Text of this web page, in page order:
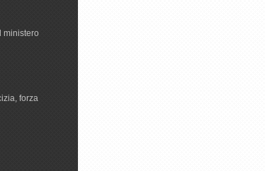
ministero
forza